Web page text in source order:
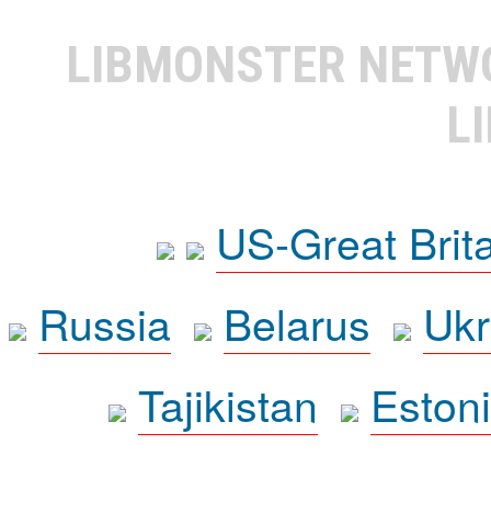
LIBMONSTER
US-Great
Russia
Belarus
Tajikistan